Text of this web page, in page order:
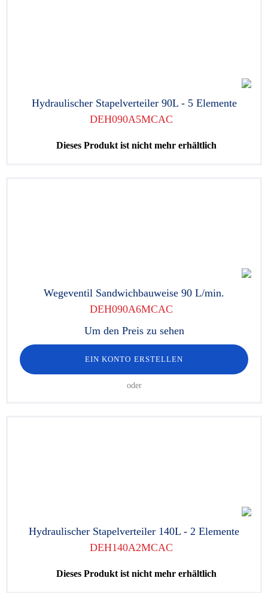
Hydraulischer Stapelverteiler 90L - 5 Elemente
DEH090A5MCAC
Dieses Produkt ist nicht mehr erhältlich
Wegeventil Sandwichbauweise 90 L/min.
DEH090A6MCAC
Um den Preis zu sehen
EIN KONTO ERSTELLEN
oder
Hydraulischer Stapelverteiler 140L - 2 Elemente
DEH140A2MCAC
Dieses Produkt ist nicht mehr erhältlich